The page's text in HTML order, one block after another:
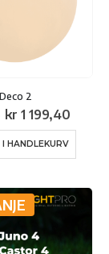
Deco 2
Opprinnelig
var:
kr 1
999.
kr 1 199,40
I HANDLEKURV